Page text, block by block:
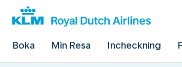
Boka Min Resa Incheckning